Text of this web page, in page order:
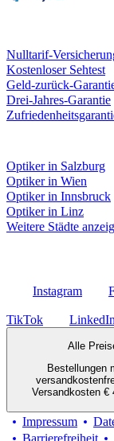
Nulltarif-
Kostenloser Sehtest
Geld-zurück-
Drei-Jahres-Garantie
Optiker in Salzburg
Optiker in Wien
Optiker in Innsbruck
Optiker in Linz
Weitere Städte
Instagram
TikTok LinkedIn
Alle
Bestellungen
Versandkosten €
Impressum